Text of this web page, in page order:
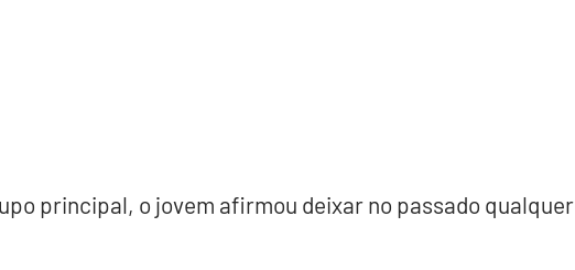
principal, o jovem afirmou deixar no passado qualquer